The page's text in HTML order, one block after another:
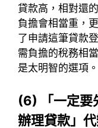
貸款高，相對還
負擔會相當重，
了申請這筆貸款
需負擔的稅務相
是太明智的選項。
(6) 「一定要
辦理貸款」